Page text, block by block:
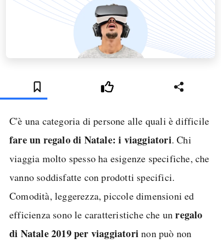
C'è una categoria di persone alle quali è difficile
fare un regalo di Natale: i viaggiatori. Chi
viaggia molto spesso ha esigenze specifiche, che
vanno soddisfatte con prodotti specifici.
Comodità, leggerezza, piccole dimensioni ed
efficienza sono le caratteristiche che unregalo
di Natale 2019 per viaggiatori non può non